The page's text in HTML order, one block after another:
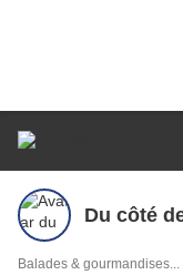
Du côté
Balades & gourmandises...